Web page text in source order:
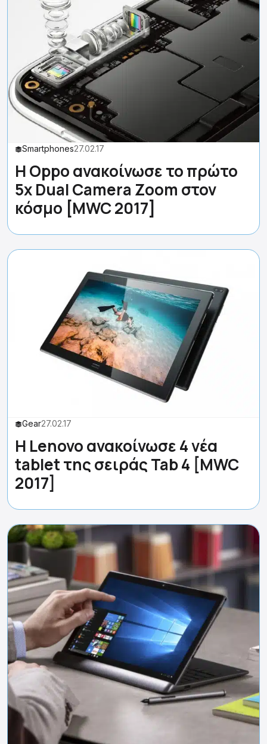
Smartphones27.02.17
H Oppo ανακοίνωσε το πρώτο
5x Dual Camera Zoom στον
κόσμο [MWC 2017]
Gear27.02.17
H Lenovo ανακοίνωσε 4 νέα
tablet της σειράς Tab 4 [MWC
2017]